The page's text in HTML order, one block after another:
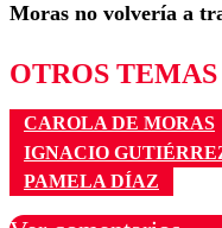
Moras no volvería a
OTROS
CAROLA DE MORAS
IGNACIO
PAMELA DÍAZ